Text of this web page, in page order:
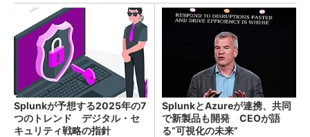
Splunkが予想する2025年の7
つのトレンド デジタル・セ
キュリティ戦略の指針
SplunkとAzureが連携、共同
で新製品も開発 CEOが語
る“可視化の未来”